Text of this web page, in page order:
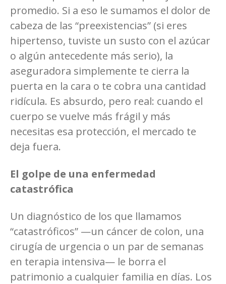
promedio. Si a eso le sumamos el dolor de
cabeza de las “preexistencias” (si eres
hipertenso, tuviste un susto con el azúcar
o algún antecedente más serio), la
aseguradora simplemente te cierra la
puerta en la cara o te cobra una cantidad
ridícula. Es absurdo, pero real: cuando el
cuerpo se vuelve más frágil y más
necesitas esa protección, el mercado te
deja fuera.
El golpe de una enfermedad
catastrófica
Un diagnóstico de los que llamamos
“catastróficos” —un cáncer de colon, una
cirugía de urgencia o un par de semanas
en terapia intensiva— le borra el
patrimonio a cualquier familia en días. Los